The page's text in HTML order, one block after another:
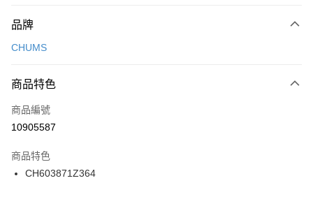
台灣樂天信用卡公司
【關於「AFTEE先享後付」】
便利好安心！
３．安心：先確認商品／服務後，再付款。
【「AFTEE先享後付」結帳流程】
１．於結帳方式選擇「AFTEE先享後付」後，將跳轉至「AFTEE先享後付」
２．訂單成立數日內，您將收到繳費通知簡訊。
３．收到繳費通知簡訊後14天內，點擊此簡訊中的連結，可透過四大超商／
ATM／網路銀行／等多元方式進行付款，方視為交易完成。
運送方式
每筆NT$100，滿NT$1,500(含以上)免運費
宅配
每筆NT$100，滿NT$1,500(含以上)免運費
品牌
CHUMS
商品特色
商品編號
10905587
商品特色
CH603871Z364